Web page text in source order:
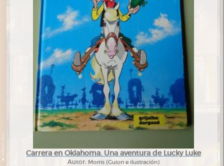
Carrera en Oklahoma. Una aventura de Lucky Luke
Autor: Morris (Guion e ilustración)